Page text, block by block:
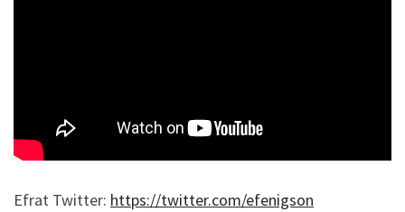
Efrat Twitter: https://twitter.com/efenigson